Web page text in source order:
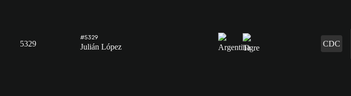
5329
#5329
Julián López CDC